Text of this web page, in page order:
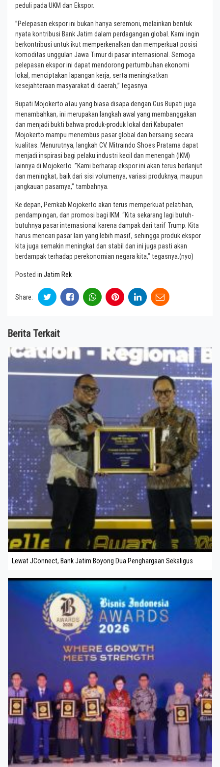
peduli pada UKM dan Ekspor.
”Pelepasan ekspor ini bukan hanya seremoni, melainkan bentuk
nyata kontribusi Bank Jatim dalam perdagangan global. Kami ingin
berkontribusi untuk ikut memperkenalkan dan memperkuat posisi
komoditas unggulan Jawa Timur di pasar internasional. Semoga
pelepasan ekspor ini dapat mendorong pertumbuhan ekonomi
lokal, menciptakan lapangan kerja, serta meningkatkan
kesejahteraan masyarakat di daerah,” tegasnya.
Bupati Mojokerto atau yang biasa disapa dengan Gus Bupati juga
menambahkan, ini merupakan langkah awal yang membanggakan
dan menjadi bukti bahwa produk-produk lokal dari Kabupaten
Mojokerto mampu menembus pasar global dan bersaing secara
kualitas. Menurutnya, langkah CV. Mitraindo Shoes Pratama dapat
menjadi inspirasi bagi pelaku industri kecil dan menengah (IKM)
lainnya di Mojokerto. ”Kami berharap ekspor ini akan terus berlanjut
dan meningkat, baik dari sisi volumenya, variasi produknya, maupun
jangkauan pasarnya,” tambahnya.
Ke depan, Pemkab Mojokerto akan terus memperkuat pelatihan,
pendampingan, dan promosi bagi IKM. “Kita sekarang lagi butuh-
butuhnya pasar internasional karena dampak dari tarif Trump. Kita
harus mencari pasar lain yang lebih masif, sehingga produk ekspor
kita juga semakin meningkat dan stabil dan ini juga pasti akan
berdampak terhadap perekonomian negara kita,” tegasnya.(nyo)
Posted in Jatim Rek
Share:
Berita Terkait
Lewat JConnect, Bank Jatim Boyong Dua Penghargaan Sekaligus